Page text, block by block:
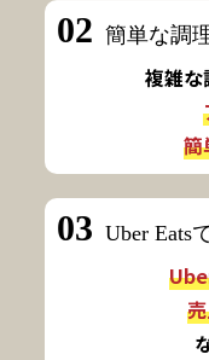
02 簡単な調
複雑な
簡
03 Uber Eats